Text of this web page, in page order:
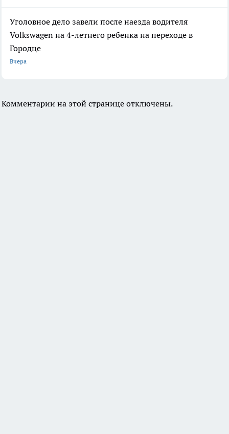
Уголовное дело завели после наезда водителя
Volkswagen на 4-летнего ребенка на переходе в
Городце
Вчера
Комментарии на этой странице отключены.